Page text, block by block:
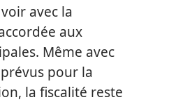
avec la
aux
Même avec
pour la
la fiscalité reste